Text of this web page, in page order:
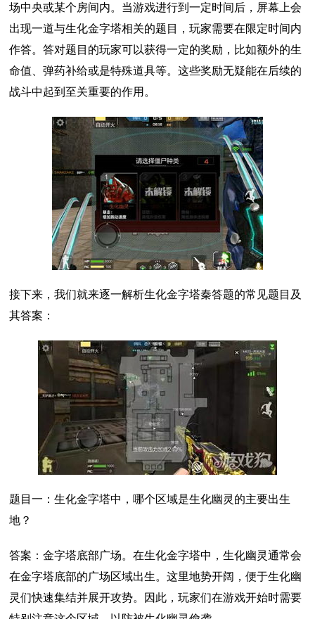
场中央或某个房间内。当游戏进行到一定时间后，屏幕上会
出现一道与生化金字塔相关的题目，玩家需要在限定时间内
作答。答对题目的玩家可以获得一定的奖励，比如额外的生
命值、弹药补给或是特殊道具等。这些奖励无疑能在后续的
战斗中起到至关重要的作用。
接下来，我们就来逐一解析生化金字塔秦答题的常见题目及
其答案：
题目一：生化金字塔中，哪个区域是生化幽灵的主要出生
地？
答案：金字塔底部广场。在生化金字塔中，生化幽灵通常会
在金字塔底部的广场区域出生。这里地势开阔，便于生化幽
灵们快速集结并展开攻势。因此，玩家们在游戏开始时需要